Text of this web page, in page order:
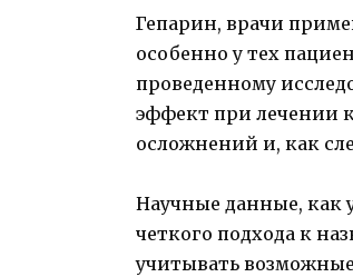
Гепарин, врачи
особенно у тех
проведенному
эффект при лечении
осложнений и, как
Научные данные, как
четкого подхода к
учитывать